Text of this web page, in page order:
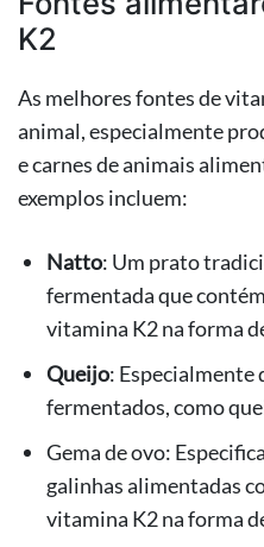
K2
As melhores fontes de
animal, especialmente
e carnes de animais
exemplos incluem:
Natto: Um prato
fermentada que
vitamina K2 na forma
Queijo: Especialmente
fermentados, como
Gema de ovo:
galinhas alimentadas
vitamina K2 na forma